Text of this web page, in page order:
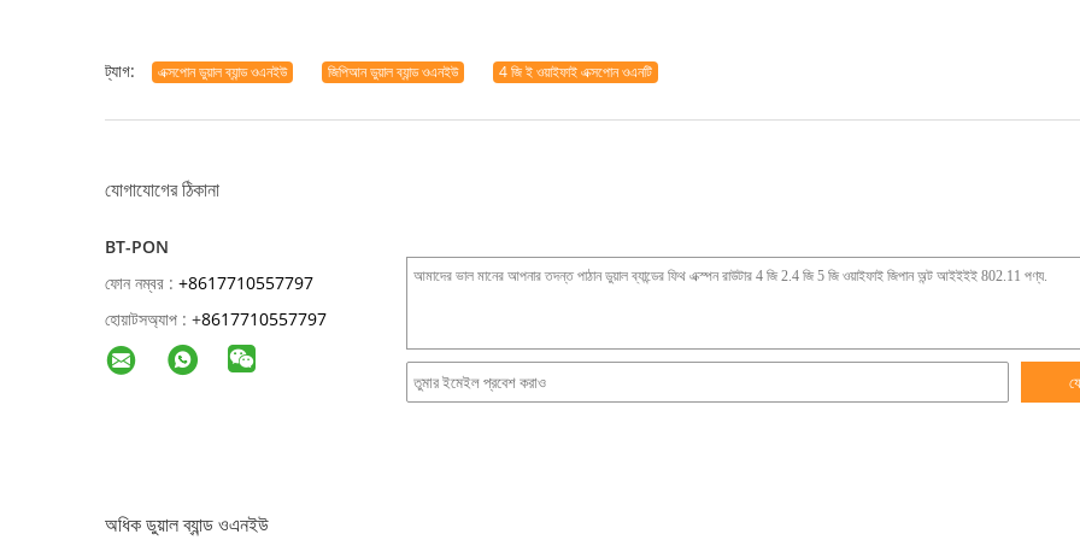
ট্যাগ: এক্সপোন ডুয়াল ব্যান্ড ওএনইউ জিপিআন ডুয়াল ব্যান্ড ওএনইউ 4 জি ই ওয়াইফাই এক্সপোন ওএনটি
যোগাযোগের ঠিকানা
BT-PON
ফোন নম্বর : +8617710557797
হোয়াটসঅ্যাপ : +8617710557797
অধিক ডুয়াল ব্যান্ড ওএনইউ